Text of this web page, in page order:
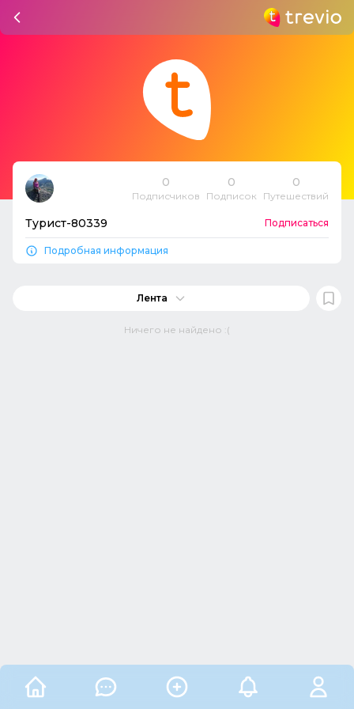
0
Подписчиков
0
Подписок
0
Путешествий
Турист-80339 Подписаться
Подробная информация
Лента
Ничего не найдено :(